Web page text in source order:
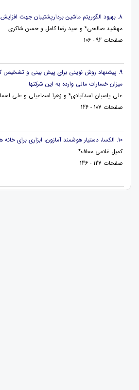
8. بهبود الگوريتم ماشين بردارپشتيبان جهت افزايش دقت تشخيص نفوذ توسط الگوريتم خفاش
مهشید صالحی* و سید رضا کامل و حسن شاکری
صفحات 92 - 106
9. پیشنهاد روش نوینی برای پیش بینی و تشخیص
میزان خسارات مالی وارده به این شرکتها
علی پاسبان اسدآبادی* و زهرا اسماعیلی و علی
صفحات 107 - 126
10. الکسا، دستیار هوشمند آمازون، ابزاری برای خانه هوشمند مبتنی بر IOT
کمیل غلامی معاف*
صفحات 127 - 136